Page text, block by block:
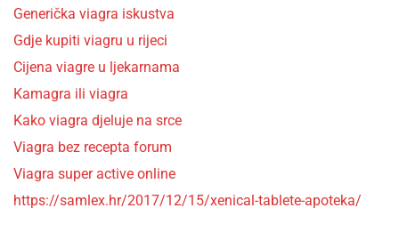
Generička viagra iskustva
Gdje kupiti viagru u rijeci
Cijena viagre u ljekarnama
Kamagra ili viagra
Kako viagra djeluje na srce
Viagra bez recepta forum
Viagra super active online
https://samlex.hr/2017/12/15/xenical-tablete-apoteka/